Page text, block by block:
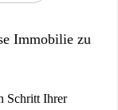
Immobilie zu
Schritt Ihrer